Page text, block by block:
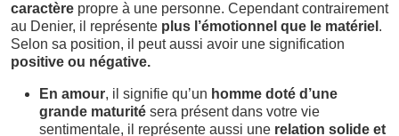
caractère propre à une personne. Cependant contrairement
au Denier, il représente plus l’émotionnel que le matériel .
Selon sa position, il peut aussi avoir une signification
positive ou négative.
En amour, il signifie qu’un homme doté d’une
grande maturité sera présent dans votre vie
sentimentale, il représente aussi une relation solide et